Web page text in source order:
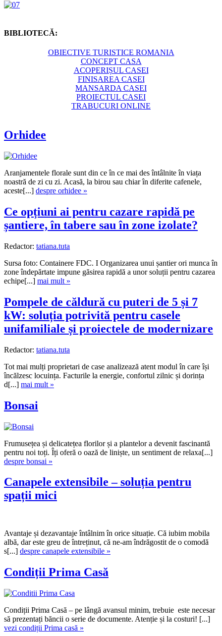
BIBLIOTECĂ:
OBIECTIVE TURISTICE ROMANIA
CONCEPT CASA
ACOPERIȘUL CASEI
FINISAREA CASEI
MANSARDA CASEI
PROIECTUL CASEI
TRABUCURI ONLINE
Orhidee
Aranjamentele florale sunt din ce în ce mai des întâlnite în viața
noastră de zi cu zi. Acasă, la birou sau chiar în diferite cafenele,
aceste[...] despre orhidee »
Ce opțiuni ai pentru cazare rapidă pe
șantiere, în tabere sau în zone izolate?
Redactor: tatiana.tuta
Sursa foto: Containere FDC. I Organizarea unui șantier ori munca în
zone îndepărtate impune găsirea rapidă a unor soluții pentru cazarea
echipe[...] mai mult »
Pompele de căldură cu puteri de 5 și 7
kW: soluția potrivită pentru casele
unifamiliale și proiectele de modernizare
Redactor: tatiana.tuta
Tot mai mulți proprietari de case analizează atent modul în care își
încălzesc locuința. Facturile la energie, confortul zilnic și dorința
d[...] mai mult »
Bonsai
Frumusețea și delicatețea florilor și a plantelor a devenit fascinantă
pentru noi toți. Îți oferă o oază de liniște, un sentiment de relaxa[...]
despre bonsai »
Canapele extensibile – soluția pentru
spații mici
Avantaje și dezavantaje întâlnim în orice situație. Că iubim mobila
albă, dar este greu de întreținut, că ne-am îndrăgostit de o comodă
s[...] despre canapele extensibile »
Condiții Prima Casă
Condiții Prima Casă – pe lângă avansul minim, trebuie este necesar
să prezentați băncii o serie de documente. Atenție și la costuri! [...]
vezi condiții Prima casă »